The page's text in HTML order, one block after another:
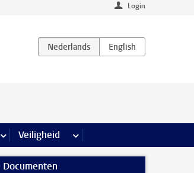
Login
meer Communicatie & Marketing pagina’s
Veiligheid meer Veiligheid pagina’s
Documenten